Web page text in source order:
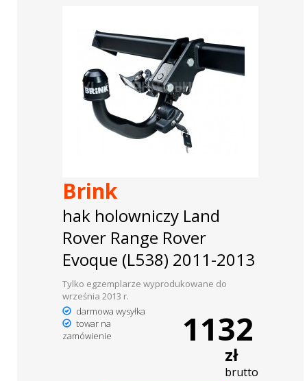
Brink
hak holowniczy Land
Rover Range Rover
Evoque (L538) 2011-2013
Tylko egzemplarze wyprodukowane do
września 2013 r.
darmowa wysyłka
towar na
zamówienie
1132
zł
brutto